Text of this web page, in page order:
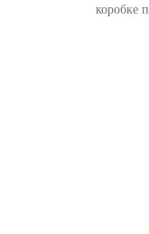
коробке